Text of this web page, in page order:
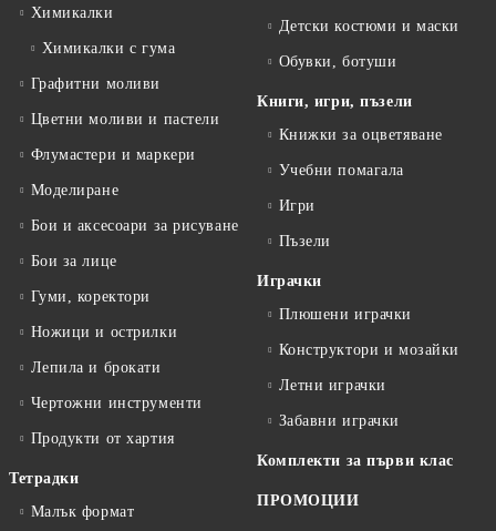
Химикалки
Химикалки с гума
Графитни моливи
Цветни моливи и пастели
Флумастери и маркери
Моделиране
Бои и аксесоари за рисуване
Бои за лице
Гуми, коректори
Ножици и острилки
Лепила и брокати
Чертожни инструменти
Продукти от хартия
Тетрадки
Малък формат
Детски костюми и маски
Обувки, ботуши
Книги, игри, пъзели
Книжки за оцветяване
Учебни помагала
Игри
Пъзели
Играчки
Плюшени играчки
Конструктори и мозайки
Летни играчки
Забавни играчки
Комплекти за първи клас
ПРОМОЦИИ